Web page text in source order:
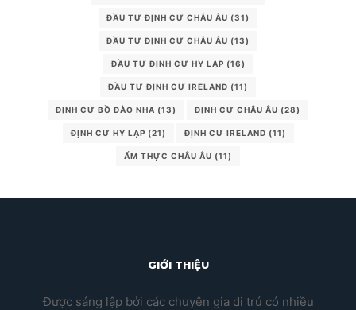
ĐẦU TƯ ĐỊNH CƯ CHÂU ÂU (31)
ĐẦU TƯ ĐỊNH CƯ CHÂU ÂU (13)
ĐẦU TƯ ĐỊNH CƯ HY LẠP (16)
ĐẦU TƯ ĐỊNH CƯ IRELAND (11)
ĐỊNH CƯ BỒ ĐÀO NHA (13) ĐỊNH CƯ CHÂU ÂU (28)
ĐỊNH CƯ HY LẠP (21) ĐỊNH CƯ IRELAND (11)
ẨM THỰC CHÂU ÂU (11)
GIỚI THIỆU
Được sáng lập bởi các chuyên gia di trú có nhiều